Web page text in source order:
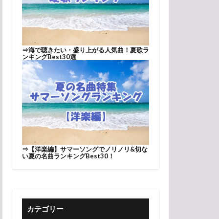
⇒海で聴きたい・盛り上がる人気曲！夏歌ラ
ンキングBest30選
⇒ 【洋楽編】サマーソングでノリノリ&切な
い夏の名曲ランキングBest30！
カテゴリー